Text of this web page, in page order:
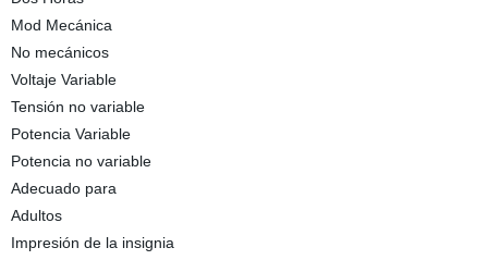
Mod Mecánica
No mecánicos
Voltaje Variable
Tensión no variable
Potencia Variable
Potencia no variable
Adecuado para
Adultos
Impresión de la insignia